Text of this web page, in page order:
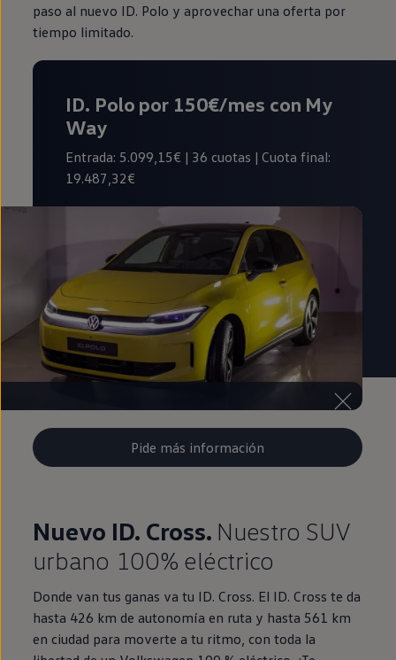
paso al nuevo ID. Polo y aprovechar una oferta por
tiempo limitado.
Pide más información
ID. Polo por 150€/mes con My
Way
Entrada: 5.099,15€ | 36 cuotas | Cuota final:
19.487,32€
Nuevo ID. Cross. Nuestro SUV
urbano 100% eléctrico
Donde van tus ganas va tu ID. Cross. El ID. Cross te da
hasta 426 km de autonomía en ruta y hasta 561 km
en ciudad para moverte a tu ritmo, con toda la